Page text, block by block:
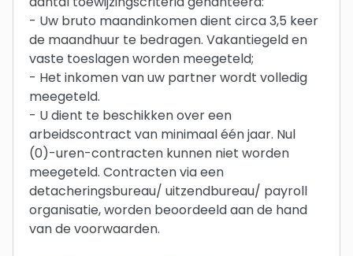
- Uw bruto maandinkomen dient circa 3,5 keer
de maandhuur te bedragen. Vakantiegeld en
vaste toeslagen worden meegeteld;
- Het inkomen van uw partner wordt volledig
meegeteld.
- U dient te beschikken over een
arbeidscontract van minimaal één jaar. Nul
(0)-uren-contracten kunnen niet worden
meegeteld. Contracten via een
detacheringsbureau/ uitzendbureau/ payroll
organisatie, worden beoordeeld aan de hand
van de voorwaarden.